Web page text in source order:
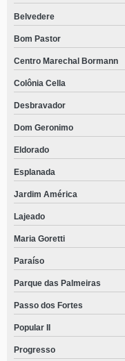
Belvedere
Bom Pastor
Centro Marechal Bormann
Colônia Cella
Desbravador
Dom Geronimo
Eldorado
Esplanada
Jardim América
Lajeado
Maria Goretti
Paraíso
Parque das Palmeiras
Passo dos Fortes
Popular II
Progresso